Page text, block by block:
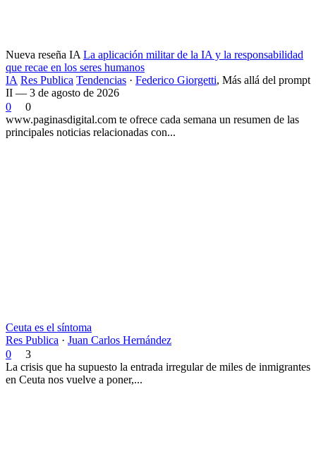
Nueva reseña IA La aplicación militar de la IA y la responsabilidad
que recae en los seres humanos
IA Res Publica Tendencias · Federico Giorgetti, Más allá del prompt
II — 3 de agosto de 2026
0
0
www.paginasdigital.com te ofrece cada semana un resumen de las
principales noticias relacionadas con...
Ceuta es el síntoma
Res Publica · Juan Carlos Hernández
0
3
La crisis que ha supuesto la entrada irregular de miles de inmigrantes
en Ceuta nos vuelve a poner,...